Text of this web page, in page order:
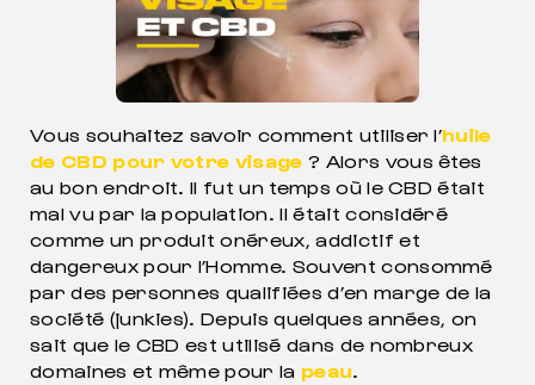
Vous souhaitez savoir comment utiliser l’huile
de CBD pour votre visage ? Alors vous êtes
au bon endroit. Il fut un temps où le CBD était
mal vu par la population. Il était considéré
comme un produit onéreux, addictif et
dangereux pour l’Homme. Souvent consommé
par des personnes qualifiées d’en marge de la
société (junkies). Depuis quelques années, on
sait que le CBD est utilisé dans de nombreux
domaines et même pour la peau